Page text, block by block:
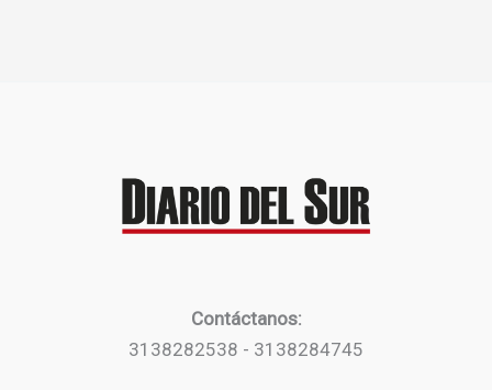
Contáctanos:
3138282538 - 3138284745